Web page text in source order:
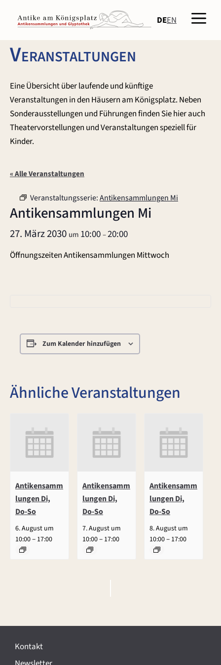
Inhalt
springen
DEEN
Veranstaltungen
Eine Übersicht über laufende und künftige
Veranstaltungen in den Häusern am Königsplatz. Neben
Sonderausstellungen und Führungen finden Sie hier auch
Theatervorstellungen und Veranstaltungen speziell für
Kinder.
« Alle Veranstaltungen
Veranstaltungsserie:Antikensammlungen Mi
Antikensammlungen Mi
27. März 2030 um 10:00–20:00
Öffnungszeiten Antikensammlungen Mittwoch
Zum Kalender hinzufügen
Ähnliche Veranstaltungen
Antikensamm
lungen Di,
Do-So
6. August um
10:00– 17:00
Antikensamm
lungen Di,
Do-So
7. August um
10:00– 17:00
Antikensamm
lungen Di,
Do-So
8. August um
10:00– 17:00
e
aKontakt